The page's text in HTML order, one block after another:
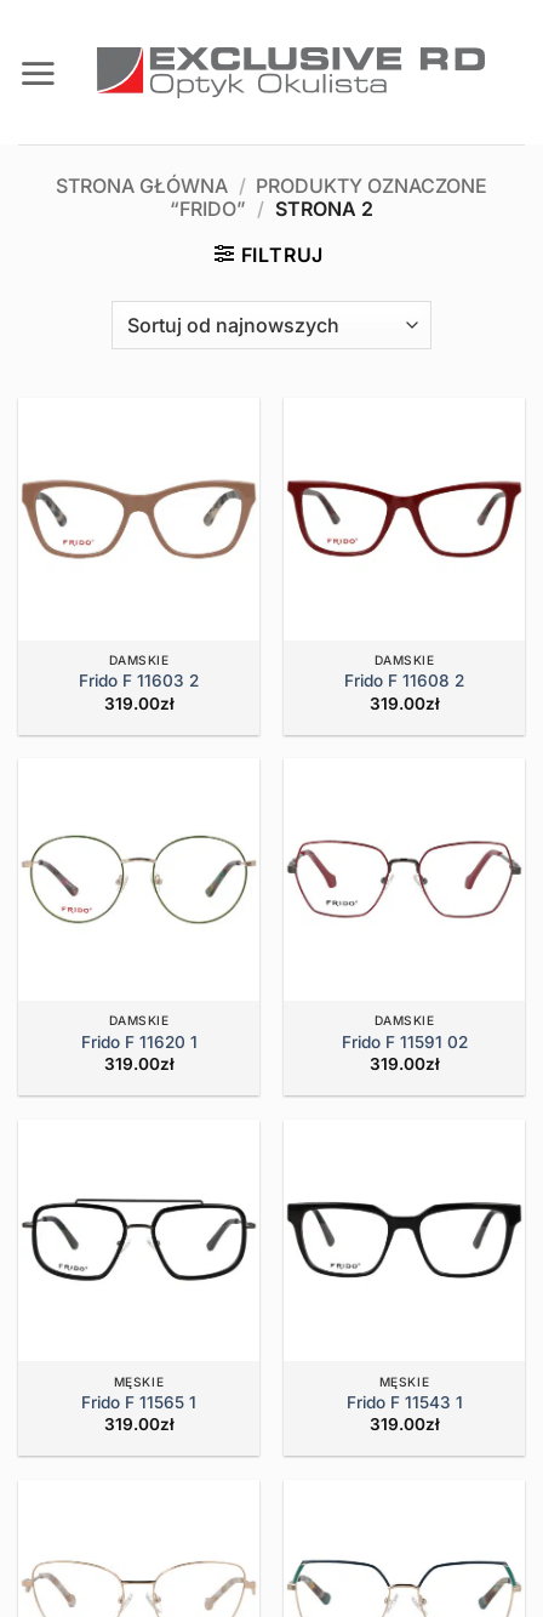
zawartości
STRONA GŁÓWNA / PRODUKTY OZNACZONE
“FRIDO” / STRONA 2
FILTRUJ
DAMSKIE
Frido F 11603 2
319.00zł
DAMSKIE
Frido F 11608 2
319.00zł
DAMSKIE
Frido F 11620 1
319.00zł
DAMSKIE
Frido F 11591 02
319.00zł
MĘSKIE
Frido F 11565 1
319.00zł
MĘSKIE
Frido F 11543 1
319.00zł